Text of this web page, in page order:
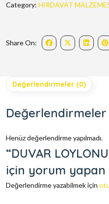
Category: HIRDAVAT
Share On:
Değerlendirmeler (0)
Değerlendirmeler
Henüz değerlendirme yapılmadı.
“DUVAR
için yorum yapan
Değerlendirme yazabilmek için